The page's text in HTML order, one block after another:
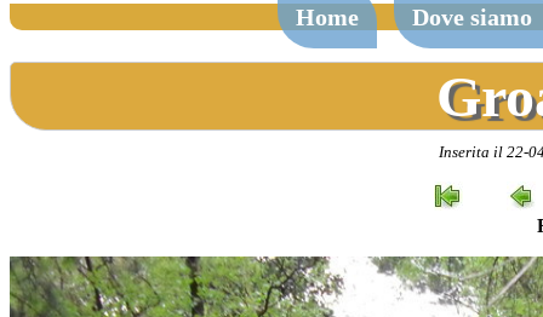
Home Dove siamo
Inserita il 22-